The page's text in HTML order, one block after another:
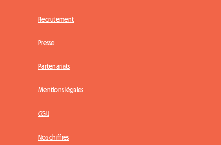
Recrutement
Presse
Partenariats
Mentions légales
CGU
Nos chiffres